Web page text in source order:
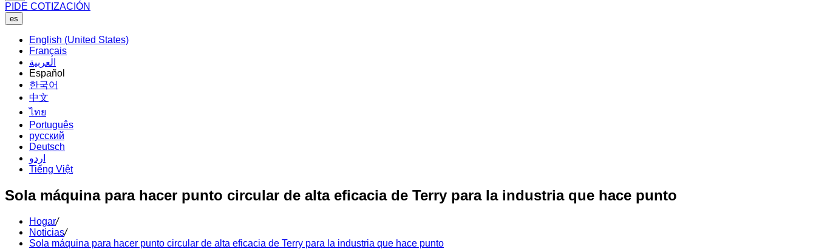
PIDE COTIZACIÓN
es
English (United States)
Français
العربية
Español
한국어
中文
ไทย
Português
русский
Deutsch
اردو
Tiếng Việt
Sola máquina para hacer punto circular de alta eficacia de Terry para la industria que hace punto
Hogar/
Noticias/
Sola máquina para hacer punto circular de alta eficacia de Terry para la industria que hace punto